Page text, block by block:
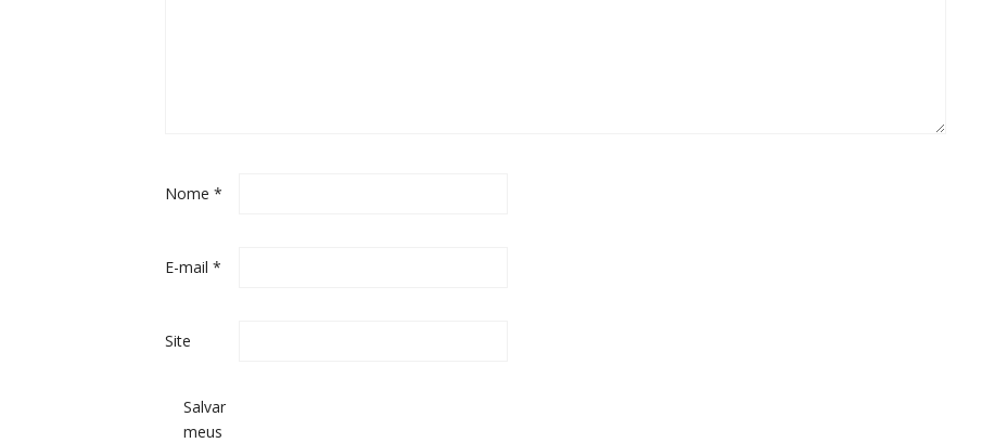
Nome *
E-mail *
Site
Salvar
meus